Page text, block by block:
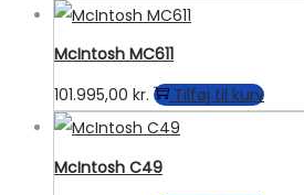
McIntosh MC611
101.995,00 kr. Tilføj til kurv
McIntosh C49